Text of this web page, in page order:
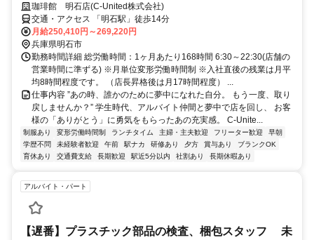
珈琲館 明石店(C-United株式会社)
交通・アクセス 「明石駅」徒歩14分
月給250,410円～269,220円
兵庫県明石市
勤務時間詳細 総労働時間：1ヶ月あたり168時間 6:30～22:30(店舗の
営業時間に準ずる) ※月単位変形労働時間制 ※入社直後の残業は月平
均8時間程度です。 （店長昇格後は月17時間程度） ...
仕事内容 ”あの時、誰かのために夢中になれた自分。 もう一度、取り
戻しませんか？” 学生時代、アルバイト仲間と夢中で店を回し、 お客
様の「ありがとう」に勇気をもらったあの充実感。 C-Unite...
制服あり 変形労働時間制 ランチタイム 主婦・主夫歓迎 フリーター歓迎
早朝
学歴不問
未経験者歓迎 午前 駅ナカ 研修あり 夕方 賞与あり
ブランクOK
育休あり
交通費支給 長期歓迎 駅近5分以内 社割あり 長期休暇あり
アルバイト・パート
【遅番】プラスチック部品の検査、梱包スタッフ 未